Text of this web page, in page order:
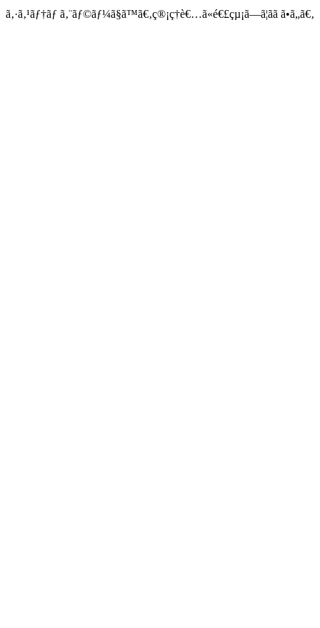
ã‚·ã‚¹ãƒ†ãƒ ã‚¨ãƒ©ãƒ¼ã§ã™ã€‚ç®¡ç†è€…ã«é€£çµ¡ã—ã¦ãã ã•ã„ã€‚